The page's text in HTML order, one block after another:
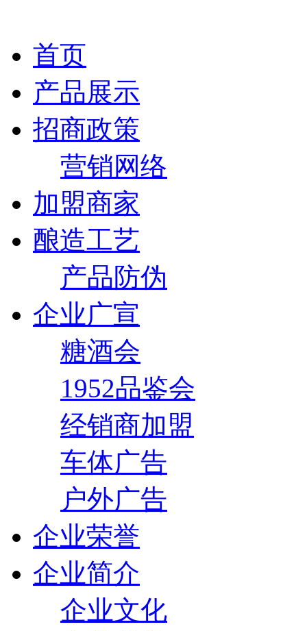
首页
产品展示
招商政策
营销网络
加盟商家
酿造工艺
产品防伪
企业广宣
糖酒会
1952品鉴会
经销商加盟
车体广告
户外广告
企业荣誉
企业简介
企业文化